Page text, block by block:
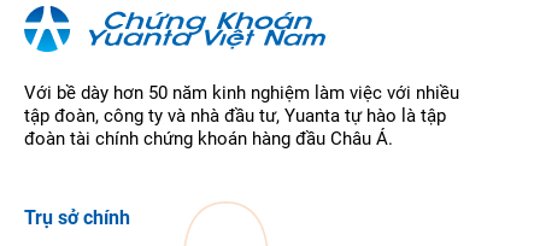
Với bề dày hơn 50 năm kinh nghiệm làm việc với nhiều
tập đoàn, công ty và nhà đầu tư, Yuanta tự hào là tập
đoàn tài chính chứng khoán hàng đầu Châu Á.
Trụ sở chính